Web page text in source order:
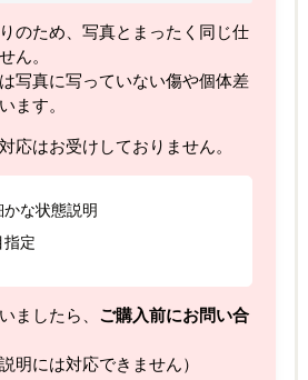
のため、写真とまったく同じ仕
ん。
写真に写っていない傷や個体差
ます。
応はお受けしておりません。
な状態説明
指定
ましたら、 ご購入前にお問い合
明には対応できません）